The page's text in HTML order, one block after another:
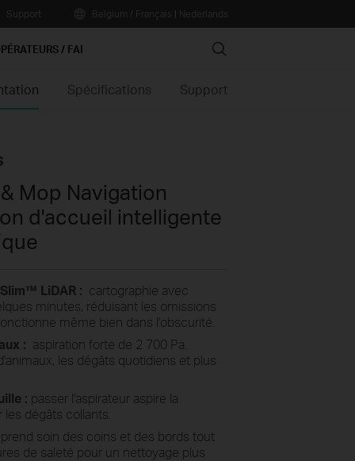
|
/ FAI Search
Spécifications Support
Mop Navigation
d'accueil intelligente
LiDAR : cartographie avec
minutes, réduisant les omissions
même bien dans l'obscurité.
: aspiration forte de 2 700 Pa.
les dégâts quotidiens et plus
: passer l'aspirateur aspire la
dégâts collants.
soin des coins et des bords tout
de saleté pour un nettoyage plus